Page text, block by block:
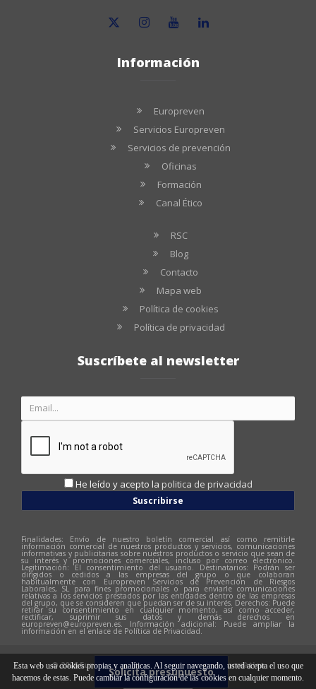
Esta web usa cookies propias y analíticas. Al seguir navegando, usted acepta el uso que
hacemos de estas. Puede cambiar la configuración de las cookies en cualquier momento.
Solicita presupuesto
Información
Europreven
Servicios Europreven
Servicios de prevención
Oficinas
Formación
Canal Ético
RSC
Blog
Contacto
Mapa web
Política de cookies
Política de privacidad
Suscríbete al newsletter
He leído y acepto la politica de privacidad
Suscribirse
Finalidades: Envío de nuestro boletín comercial así como remitirle
información comercial de nuestros productos y servicios, comunicaciones
informativas y publicitarias sobre nuestros productos o servicio que sean de
su interés y promociones comerciales, incluso por correo electrónico.
Legitimación: El consentimiento del usuario. Destinatarios: Podrán ser
dirigidos o cedidos a las empresas del grupo o que colaboran
habitualmente con Europreven Servicios de Prevención de Riesgos
Laborales, SL para fines promocionales o para enviarle comunicaciones
relativas a los servicios prestados por las entidades dentro de las empresas
del grupo, que se consideren que puedan ser de su interés. Derechos: Puede
retirar su consentimiento en cualquier momento, así como acceder,
rectificar, suprimir sus datos y demás derechos en
europreven@europreven.es . Información adicional: Puede ampliar la
información en el enlace de Política de Privacidad.
© 2026 Europreven | Diseño web: Hitech Informàtica